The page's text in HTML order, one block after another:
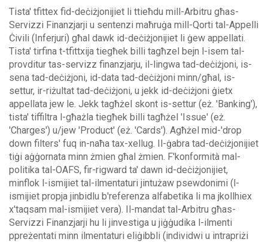
Tista' tfittex fid-deċiżjonijiet li ttieħdu mill-Arbitru għas-
Servizzi Finanzjarji u sentenzi maħruġa mill-Qorti tal-Appelli
Ċivili (Inferjuri) għal dawk id-deċiżjonijiet li ġew appellati.
Tista' tirfina t-tfittxija tiegħek billi tagħzel bejn l-isem tal-
provditur tas-servizz finanzjarju, il-lingwa tad-deċiżjoni, is-
sena tad-deċiżjoni, id-data tad-deċiżjoni minn/għal, is-
settur, ir-riżultat tad-deċiżjoni, u jekk id-deċiżjoni ġietx
appellata jew le. Jekk tagħżel skont is-settur (eż. 'Banking'),
tista' tiffiltra l-għażla tiegħek billi tagħżel 'Issue' (eż.
'Charges') u/jew 'Product' (eż. 'Cards'). Agħżel mid-'drop
down filters' fuq in-naħa tax-xellug. Il-ġabra tad-deċiżjonijiet
tiġi aġġornata minn żmien għal żmien. F'konformità mal-
politika tal-OAFS, fir-rigward ta' dawn id-deċiżjonijiet,
minflok l-ismijiet tal-ilmentaturi jintużaw psewdonimi (l-
ismijiet propja jinbidlu b'referenza alfabetika li ma jkollhiex
x'taqsam mal-ismijiet vera). Il-mandat tal-Arbitru għas-
Servizzi Finanzjarji hu li jinvestiga u jiġġudika l-ilmenti
ppreżentati minn ilmentaturi eliġibbli (individwi u intrapriżi